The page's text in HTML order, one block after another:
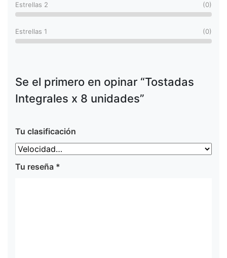
Estrellas 2 (0)
Estrellas 1 (0)
Se el primero en opinar “Tostadas
Integrales x 8 unidades”
Tu clasificación
Tu reseña *